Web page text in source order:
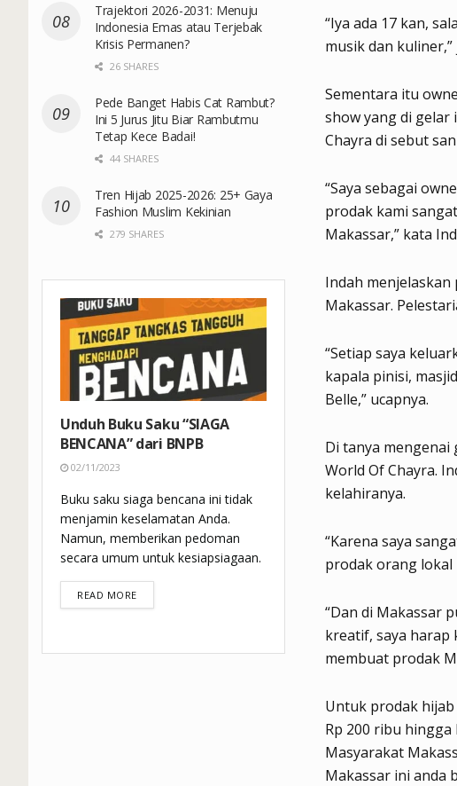
“Iya ada 17 kan,
musik dan kuliner,”
Sementara itu
show yang di gelar
Chayra di sebut
“Saya sebagai
prodak kami
Makassar,” kata
Indah
Makassar.
“Setiap saya
kapala pinisi,
Belle,” ucapnya.
Di tanya mengenai
World Of Chayra.
kelahiranya.
“Karena saya
prodak orang lokal
“Dan di Makassar
kreatif, saya harap
membuat prodak
Untuk prodak
Rp 200 ribu
Masyarakat
Makassar ini anda
Trajektori 2026-2031: Menuju
Indonesia Emas atau Terjebak
Krisis Permanen?
26 SHARES
Pede Banget Habis Cat Rambut?
Ini 5 Jurus Jitu Biar Rambutmu
Tetap Kece Badai!
44 SHARES
Tren Hijab 2025-2026: 25+ Gaya
Fashion Muslim Kekinian
279 SHARES
Unduh Buku Saku “SIAGA
BENCANA” dari BNPB
02/11/2023
Buku saku siaga bencana ini tidak
menjamin keselamatan Anda.
Namun, memberikan pedoman
secara umum untuk kesiapsiagaan.
READ MOREDETAILS